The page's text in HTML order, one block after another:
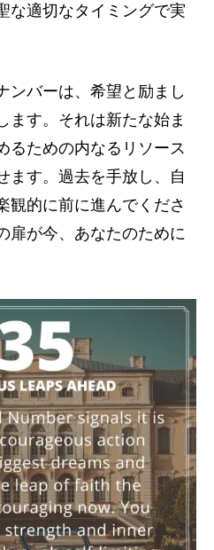
な適切なタイミングで実
ンバーは、希望と励まし
ます。それは新たな始ま
るための内なるリソース
ます。過去を手放し、自
観的に前に進んでくださ
扉が今、あなたのために